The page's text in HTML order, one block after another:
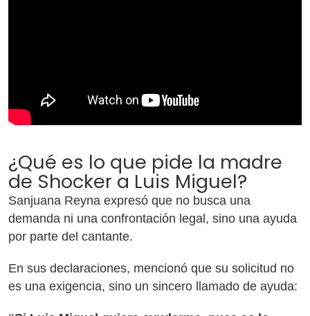
¿Qué es lo que pide la madre
de Shocker a Luis Miguel?
Sanjuana Reyna expresó que no busca una
demanda ni una confrontación legal, sino una ayuda
por parte del cantante.
En sus declaraciones, mencionó que su solicitud no
es una exigencia, sino un sincero llamado de ayuda: